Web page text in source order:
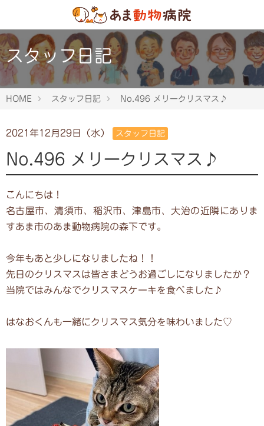
スタッフ日記
HOME スタッフ日記 No.496 メリークリスマス♪
2021年12月29日（水） スタッフ日記
No.496 メリークリスマス♪
こんにちは！
名古屋市、清須市、稲沢市、津島市、大治の近隣にありま
すあま市のあま動物病院の森下です。
今年もあと少しになりましたね！！
先日のクリスマスは皆さまどうお過ごしになりましたか？
当院ではみんなでクリスマスケーキを食べました♪
はなおくんも一緒にクリスマス気分を味わいました♡